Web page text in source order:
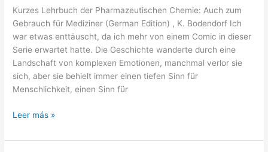
Kurzes Lehrbuch der Pharmazeutischen Chemie: Auch zum
Gebrauch für Mediziner (German Edition) , K. Bodendorf Ich
war etwas enttäuscht, da ich mehr von einem Comic in dieser
Serie erwartet hatte. Die Geschichte wanderte durch eine
Landschaft von komplexen Emotionen, manchmal verlor sie
sich, aber sie behielt immer einen tiefen Sinn für
Menschlichkeit, einen Sinn für
Gebrauch
für
Mediziner
–
[PDF]
Leer más »